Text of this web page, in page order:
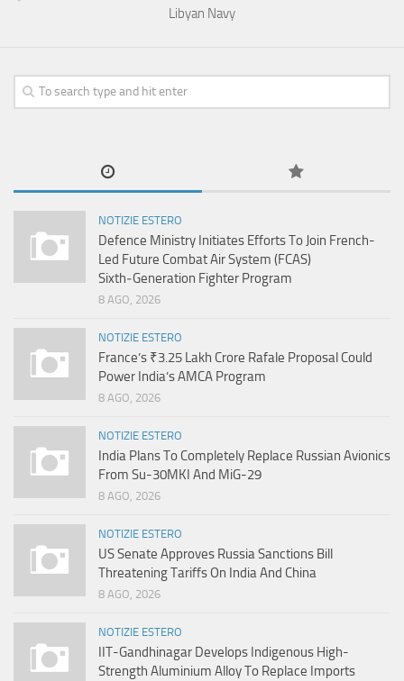
Libyan Navy
NOTIZIE ESTERO
Defence Ministry Initiates Efforts To Join French-
Led Future Combat Air System (FCAS)
Sixth‑Generation Fighter Program
8 AGO, 2026
NOTIZIE ESTERO
France’s ₹3.25 Lakh Crore Rafale Proposal Could
Power India’s AMCA Program
8 AGO, 2026
NOTIZIE ESTERO
India Plans To Completely Replace Russian Avionics
From Su-30MKI And MiG-29
8 AGO, 2026
NOTIZIE ESTERO
US Senate Approves Russia Sanctions Bill
Threatening Tariffs On India And China
8 AGO, 2026
NOTIZIE ESTERO
IIT-Gandhinagar Develops Indigenous High-
Strength Aluminium Alloy To Replace Imports